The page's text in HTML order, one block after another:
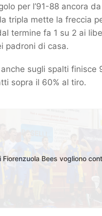
per l’91-88 ancora
tripla mette la freccia
termine fa 1 su 2 ai
padroni di casa.
sugli spalti
sopra il 60% al tiro.
Fiorenzuola Bees vogliono